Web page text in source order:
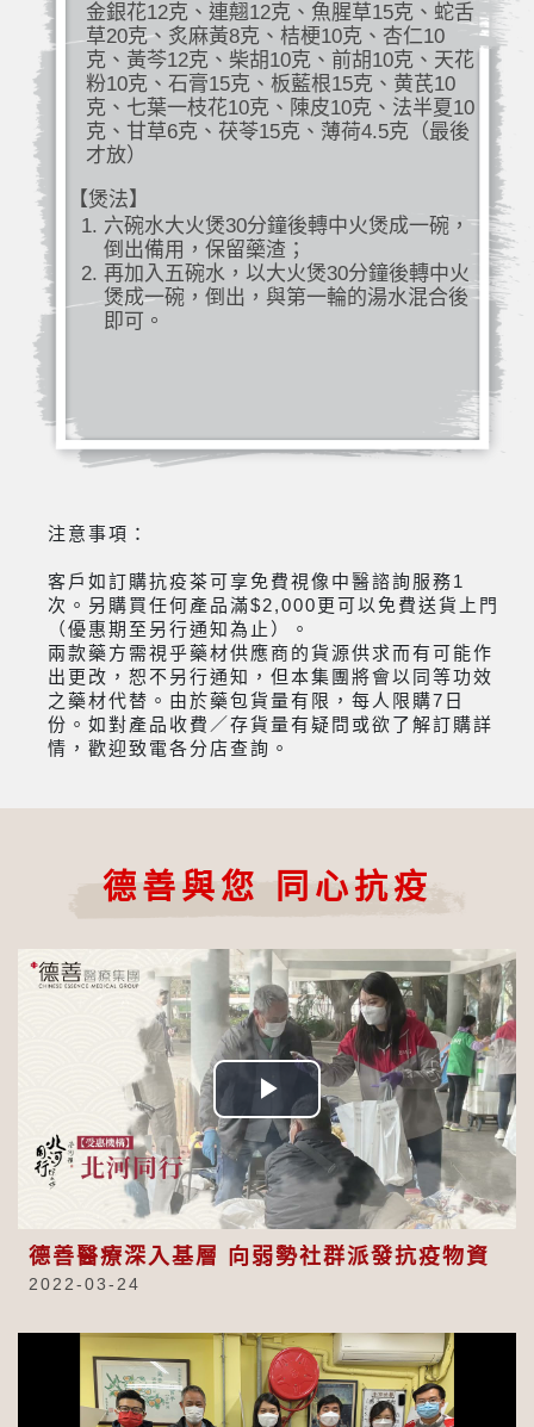
金銀花12克、連翹12克、魚腥草15克、蛇舌
草20克、炙麻黃8克、桔梗10克、杏仁10
克、黃芩12克、柴胡10克、前胡10克、天花
粉10克、石膏15克、板藍根15克、黄芪10
克、七葉一枝花10克、陳皮10克、法半夏10
克、甘草6克、茯苓15克、薄荷4.5克（最後
才放）
【煲法】
六碗水大火煲30分鐘後轉中火煲成一碗，
倒出備用，保留藥渣；
再加入五碗水，以大火煲30分鐘後轉中火
煲成一碗，倒出，與第一輪的湯水混合後
即可。
注意事項：
客戶如訂購抗疫茶可享免費視像中醫諮詢服務1
次。另購買任何產品滿$2,000更可以免費送貨上門
（優惠期至另行通知為止）。
兩款藥方需視乎藥材供應商的貨源供求而有可能作
出更改，恕不另行通知，但本集團將會以同等功效
之藥材代替。由於藥包貨量有限，每人限購7日
份。如對產品收費／存貨量有疑問或欲了解訂購詳
情，歡迎致電各分店查詢。
德善與您 同心抗疫
Play
Video
德善醫療深入基層 向弱勢社群派發抗疫物資
2022-03-24